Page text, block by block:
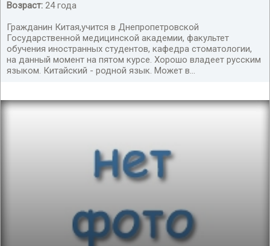
Ищу работу
Возраст: 24 года
Гражданин Китая,учится в Днепропетровской
Государственной медицинской академии, факультет
обучения иностранных студентов, кафедра стоматологии,
на данный момент на пятом курсе. Хорошо владеет русским
языком. Китайский - родной язык. Может в...